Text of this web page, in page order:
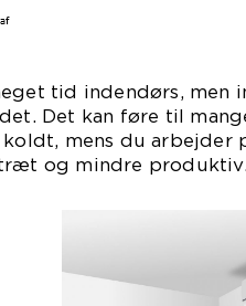
tid indendørs, men
Det kan føre til
mens du arbejder
og mindre produktiv.